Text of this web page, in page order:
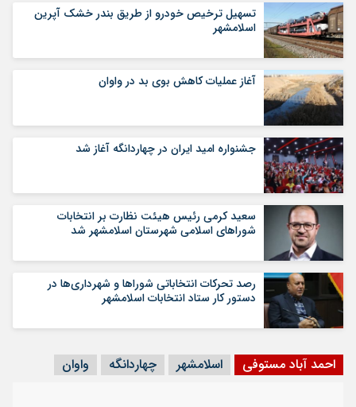
تسهیل ترخیص خودرو از طریق بندر خشک آپرین
اسلامشهر
آغاز عملیات کاهش بوی بد در واوان
جشنواره امید ایران در چهاردانگه آغاز شد
سعید کرمی رئیس هیئت نظارت بر انتخابات
شوراهای اسلامی شهرستان اسلامشهر شد
رصد تحرکات انتخاباتی شوراها و شهرداری‌ها در
دستور کار ستاد انتخابات اسلامشهر
احمد آباد مستوفی اسلامشهر چهاردانگه واوان